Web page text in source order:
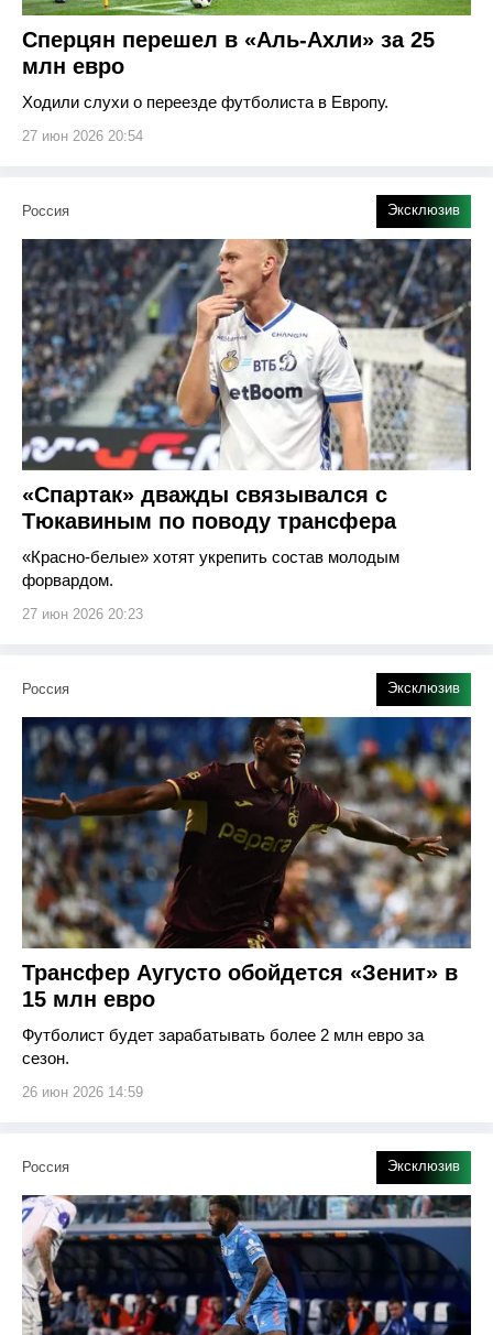
Сперцян перешел в «Аль-Ахли» за 25
млн евро
Ходили слухи о переезде футболиста в Европу.
27 июн 2026 20:54
Россия Эксклюзив
«Спартак» дважды связывался с
Тюкавиным по поводу трансфера
«Красно-белые» хотят укрепить состав молодым
форвардом.
27 июн 2026 20:23
Россия Эксклюзив
Трансфер Аугусто обойдется «Зенит» в
15 млн евро
Футболист будет зарабатывать более 2 млн евро за
сезон.
26 июн 2026 14:59
Россия Эксклюзив